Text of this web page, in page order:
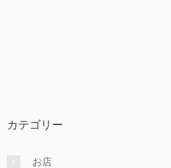
カテゴリー
お店